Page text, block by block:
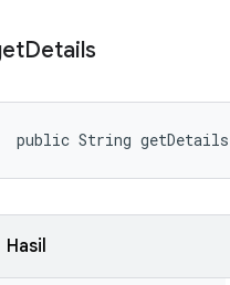
Details
public String
Hasil